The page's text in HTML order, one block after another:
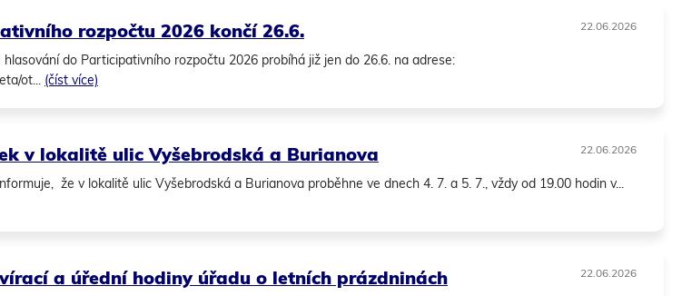
22.06.2026
rozpočtu 2026 končí 26.6.
do Participativního rozpočtu 2026 probíhá již jen do 26.6. na adrese:
ot... (číst více)
22.06.2026
v lokalitě ulic Vyšebrodská a Burianova
že v lokalitě ulic Vyšebrodská a Burianova proběhne ve dnech 4. 7. a 5. 7., vždy od 19.00 hodin v...
22.06.2026
a úřední hodiny úřadu o letních prázdninách